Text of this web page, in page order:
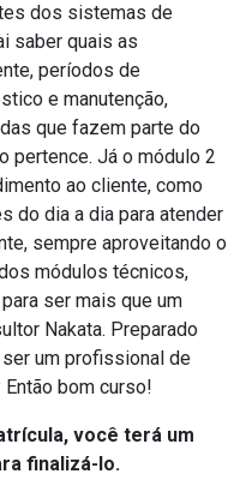
dos sistemas de
saber quais as
períodos de
e manutenção,
que fazem parte do
pertence. Já o módulo 2
ao cliente, como
do dia a dia para atender
sempre aproveitando o
módulos técnicos,
ser mais que um
Nakata. Preparado
um profissional de
bom curso!
você terá um
finalizá-lo.